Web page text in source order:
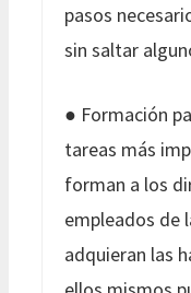
pasos
sin saltar
● Formación
tareas más
forman a los
empleados de
adquieran las